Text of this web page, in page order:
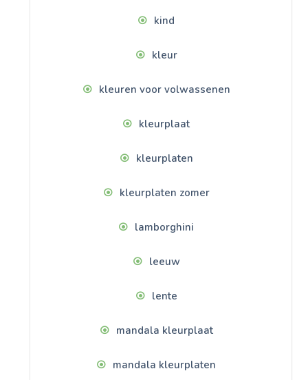
kind
kleur
kleuren voor volwassenen
kleurplaat
kleurplaten
kleurplaten zomer
lamborghini
leeuw
lente
mandala kleurplaat
mandala kleurplaten